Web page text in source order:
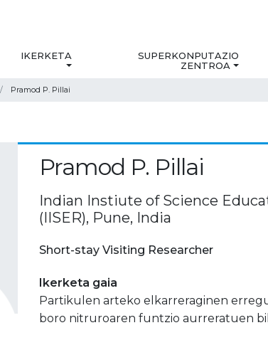
IKERKETA
SUPERKONPUTAZIO
ZENTROA
Pramod P. Pillai
Pramod P. Pillai
Indian Instiute of Science
(IISER), Pune, India
Short-stay Visiting Researcher
Ikerketa gaia
Partikulen arteko elkarreraginen
boro nitruroaren funtzio aurreratuen